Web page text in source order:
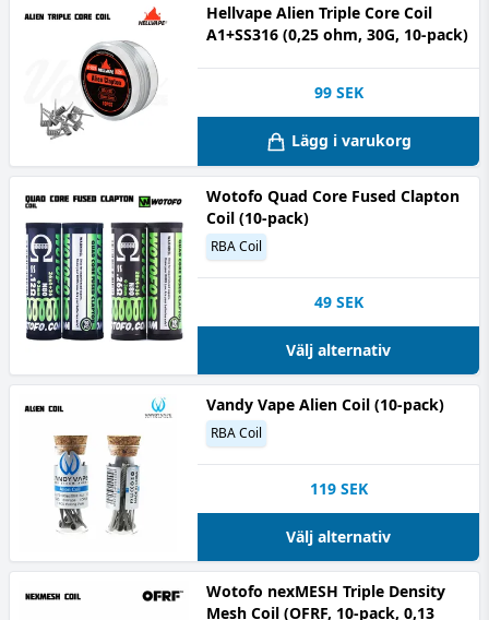
Hellvape Alien Triple Core Coil
A1+SS316 (0,25 ohm, 30G, 10-pack)
99 SEK
Lägg i varukorg
Wotofo Quad Core Fused Clapton
Coil (10-pack)
RBA Coil
49 SEK
Välj alternativ
Vandy Vape Alien Coil (10-pack)
RBA Coil
119 SEK
Välj alternativ
Wotofo nexMESH Triple Density
Mesh Coil (OFRF, 10-pack, 0,13